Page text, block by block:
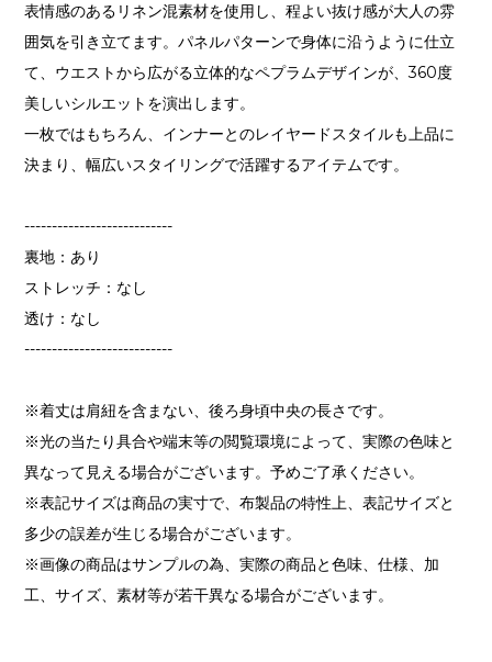
表情感のあるリネン混素材を使用し、程よい抜け感が大人の雰
囲気を引き立てます。パネルパターンで身体に沿うように仕立
て、ウエストから広がる立体的なペプラムデザインが、360度
美しいシルエットを演出します。
一枚ではもちろん、インナーとのレイヤードスタイルも上品に
決まり、幅広いスタイリングで活躍するアイテムです。
---------------------------
裏地：あり
ストレッチ：なし
透け：なし
---------------------------
※着丈は肩紐を含まない、後ろ身頃中央の長さです。
※光の当たり具合や端末等の閲覧環境によって、実際の色味と
異なって見える場合がございます。予めご了承ください。
※表記サイズは商品の実寸で、布製品の特性上、表記サイズと
多少の誤差が生じる場合がございます。
※画像の商品はサンプルの為、実際の商品と色味、仕様、加
工、サイズ、素材等が若干異なる場合がございます。